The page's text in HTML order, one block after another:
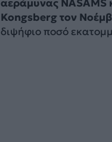
αεράμυνας NASAMS
Kongsberg τον
διψήφιο ποσό